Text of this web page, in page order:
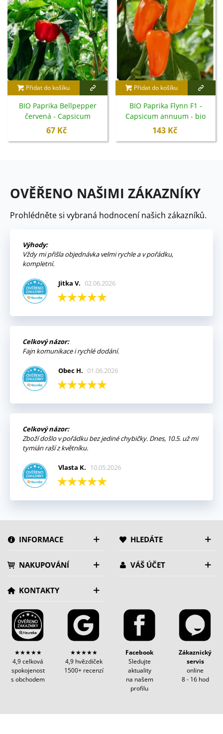
Přidat do košíku
BIO Paprika Bellpepper
červená - Capsicum
annuum - bio semena - 6 ks
67 Kč
Přidat do košíku
BIO Paprika Flynn F1 -
Capsicum annuum - bio
semena - 6 ks
143 Kč
OVĚŘENO NAŠIMI ZÁKAZNÍKY
Prohlédněte si vybraná hodnocení našich zákazníků.
Výhody:
Vždy mi přišla objednávka velmi rychle a v pořádku,
kompletní.
Jitka V. 02.06.2026
Celkový názor:
Fajn komunikace i rychlé dodání.
Obec H. 01.06.2026
Celkový názor:
Zboží došlo v pořádku bez jediné chybičky. Dnes, 10.5. už mi
tymián raší z květníku.
Vlasta K. 10.05.2026
INFORMACE HLEDÁTE
NAKUPOVÁNÍ VÁŠ ÚČET
KONTAKTY
★★★★★
4,9 celková
spokojenost
s obchodem
★★★★★
4,9 hvězdiček
1500+ recenzí
Facebook
Sledujte
aktuality
na našem
profilu
Zákaznický
servis
online
8 - 16 hod